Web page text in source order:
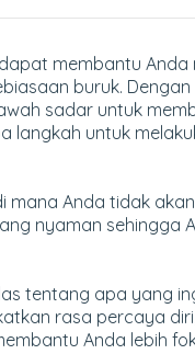
membantu
buruk.
sadar untuk
langkah untuk
Anda tidak
nyaman sehingga
tentang apa yang
rasa percaya
Anda lebih